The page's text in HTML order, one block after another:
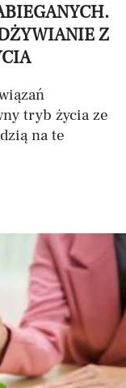
Z
tryb życia ze
na te